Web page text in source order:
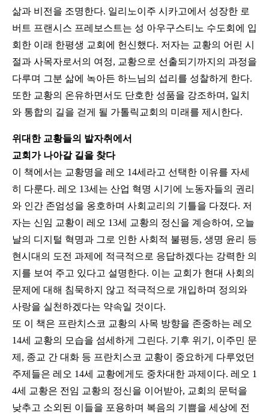
삶과 비전을 조명한다. 일리노이주 시카고에서 성장한 로
버트 프랜시스 프레보스트는 성 아우구스티노 수도회에 입
회한 이래 한평생 교회에 헌신했다. 저자는 교황의 어린 시
절과 사목자로서의 여정, 교황으로 선출되기까지의 과정을
다루며 그분 삶에 녹아든 하느님의 섭리를 성찰하게 한다.
또한 교황의 온유하면서도 단호한 성품을 강조하며, 일치
와 통합의 길을 걷게 될 가톨릭교회의 미래를 제시한다.
위대한 교황들의 발자취에서
교회가 나아갈 길을 찾다
이 책에서는 교황명을 레오 14세라고 선택한 이유를 자세
히 다룬다. 레오 13세는 산업 혁명 시기에 노동자들의 권리
와 인간 존엄성을 옹호하며 사회교리의 기틀을 다졌다. 저
자는 신임 교황이 레오 13세 교황의 정신을 계승하여, 오늘
날의 디지털 혁명과 그로 인한 사회적 불평등, 생명 윤리 등
현시대의 도전 과제에 적극적으로 응답하겠다는 강력한 의
지를 보여 주고 있다고 설명한다. 이는 교회가 현대 사회의
문제에 대해 침묵하지 않고 적극적으로 개입하며 정의와
사랑을 실천하겠다는 약속일 것이다.
또 이 책은 프란치스코 교황의 사목 방향을 존중하는 레오
14세 교황의 모습을 섬세하게 그린다. 기후 위기, 이주민 문
제, 종교 간 대화 등 프란치스코 교황이 중요하게 다루었던
주제들은 레오 14세 교황에게도 중차대한 과제이다. 레오 1
4세 교황은 전임 교황의 정신을 이어받아, 교회의 문턱을
낮추고 소외된 이들을 포용하며 복음의 기쁨을 세상에 전